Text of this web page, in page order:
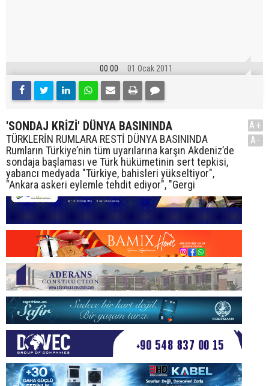
00:00 01 Ocak 2011
'SONDAJ KRİZİ' DÜNYA BASININDA
TÜRKLERİN RUMLARA RESTİ DÜNYA BASININDA
Rumların Türkiye’nin tüm uyarılarına karşın Akdeniz’de
sondaja başlaması ve Türk hükümetinin sert tepkisi,
yabancı medyada "Türkiye, bahisleri yükseltiyor",
"Ankara askeri eylemle tehdit ediyor", "Gergi
A+
A-